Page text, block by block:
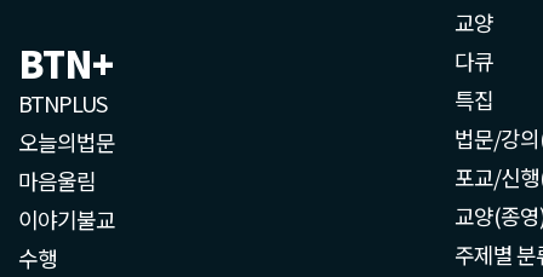
BTN+
BTNPLUS
오늘의법문
마음울림
이야기불교
수행
교양
다큐
특집
법문/강
포교/신
교양(종
주제별 분